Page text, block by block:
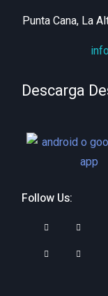
Punta Cana, La
Descarga
Follow Us: